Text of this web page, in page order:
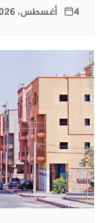
4 أغسطس، 2026